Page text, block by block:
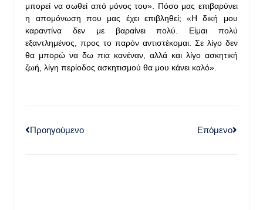
μπορεί να σωθεί από μόνος του». Πόσο μας επιβαρύνει
η απομόνωση που μας έχει επιβληθεί; «Η δική μου
καραντίνα δεν με βαραίνει πολύ. Είμαι πολύ
εξαντλημένος, προς το παρόν αντιστέκομαι. Σε λίγο δεν
θα μπορώ να δω πια κανέναν, αλλά και λίγο ασκητική
ζωή, λίγη περίοδος ασκητισμού θα μου κάνει καλό».
Προηγούμενο Επόμενο